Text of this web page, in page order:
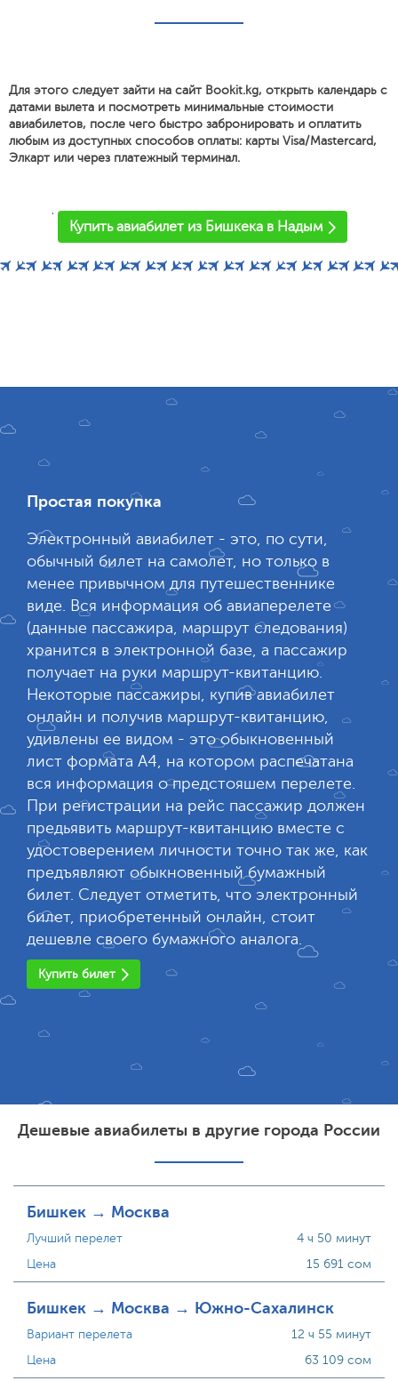
Для этого следует зайти на сайт Bookit.kg, открыть календарь с
датами вылета и посмотреть минимальные стоимости
авиабилетов, после чего быстро забронировать и оплатить
любым из доступных способов оплаты: карты Visa/Mastercard,
Элкарт или через платежный терминал.
'
Купить авиабилет из Бишкека в Надым
Простая покупка
Электронный авиабилет - это, по сути,
обычный билет на самолет, но только в
менее привычном для путешественнике
виде. Вся информация об авиаперелете
(данные пассажира, маршрут следования)
хранится в электронной базе, а пассажир
получает на руки маршрут-квитанцию.
Некоторые пассажиры, купив авиабилет
онлайн и получив маршрут-квитанцию,
удивлены ее видом - это обыкновенный
лист формата А4, на котором распечатана
вся информация о предстояшем перелете.
При регистрации на рейс пассажир должен
предьявить маршрут-квитанцию вместе с
удостоверением личности точно так же, как
предъявляют обыкновенный бумажный
билет. Следует отметить, что электронный
билет, приобретенный онлайн, стоит
дешевле своего бумажного аналога.
Купить билет
Дешевые авиабилеты в другие города России
Бишкек → Москва
Лучший перелет
Цена
4 ч 50 минут
15 691 сом
Бишкек → Москва → Южно-Сахалинск
Вариант перелета
Цена
12 ч 55 минут
63 109 сом